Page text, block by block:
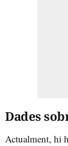
Dades
Actualment, hi